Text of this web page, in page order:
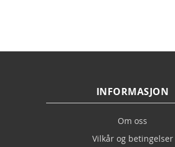
INFORMASJON
Om oss
Vilkår og betingelser